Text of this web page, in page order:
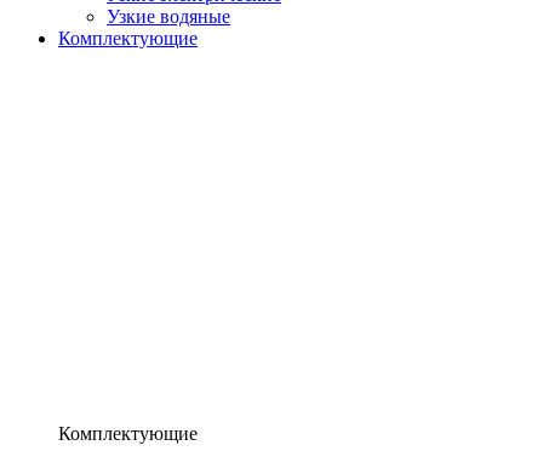
Узкие водяные
Комплектующие
Комплектующие